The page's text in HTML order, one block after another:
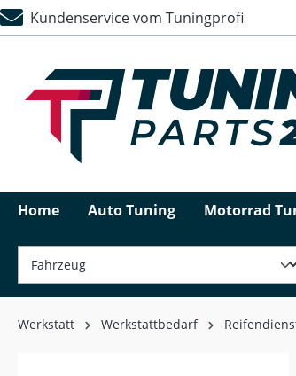
Zur Hauptnavigation springen
Kundenservice vom Tuningprofi
Home Auto Tuning Motorrad
Werkstatt Werkstattbedarf